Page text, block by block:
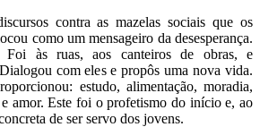
contra as mazelas sociais que os
como um mensageiro da desesperança.
Foi às ruas, aos canteiros de obras, e
com eles e propôs uma nova vida.
estudo, alimentação, moradia,
amor. Este foi o profetismo do início e, ao
de ser servo dos jovens.